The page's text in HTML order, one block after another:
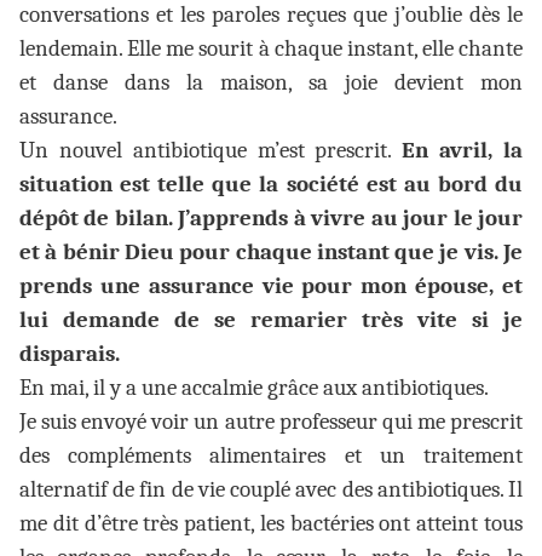
conversations et les paroles reçues que j’oublie dès le
lendemain. Elle me sourit à chaque instant, elle chante
et danse dans la maison, sa joie devient mon
assurance.
Un nouvel antibiotique m’est prescrit.En avril, la
situation est telle que la société est au bord du
dépôt de bilan. J’apprends à vivre au jour le jour
et à bénir Dieu pour chaque instant que je vis. Je
prends une assurance vie pour mon épouse, et
lui demande de se remarier très vite si je
disparais.
En mai, il y a une accalmie grâce aux antibiotiques.
Je suis envoyé voir un autre professeur qui me prescrit
des compléments alimentaires et un traitement
alternatif de fin de vie couplé avec des antibiotiques. Il
me dit d’être très patient, les bactéries ont atteint tous